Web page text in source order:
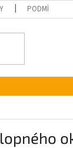
PODMÍNKY